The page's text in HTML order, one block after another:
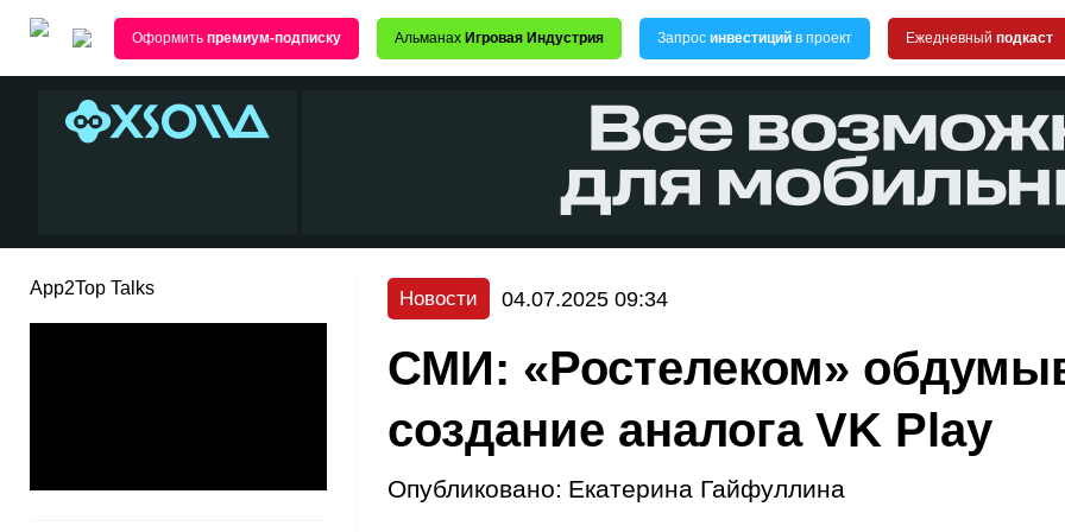
Оформить премиум-подписку Альманах Игровая Индустрия Запрос инвестиций в проект Ежедневный подкаст
App2Top Talks Новости 04.07.2025 09:34
СМИ: «Ростелеком»
создание аналога VK Play
Опубликовано: Екатерина Гайфуллина